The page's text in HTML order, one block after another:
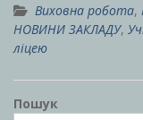
Виховна робота,
НОВИНИ ЗАКЛАДУ,
ліцею
Пошук